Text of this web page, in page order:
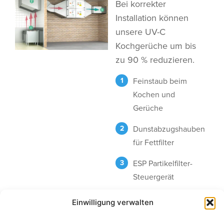
Einwilligung verwalten
Bei korrekter
Installation können
unsere UV-C
Kochgerüche um bis
zu 90 % reduzieren.
Feinstaub beim
Kochen und
Gerüche
Dunstabzugshauben
für Fettfilter
ESP Partikelfilter-
Steuergerät
UV-C